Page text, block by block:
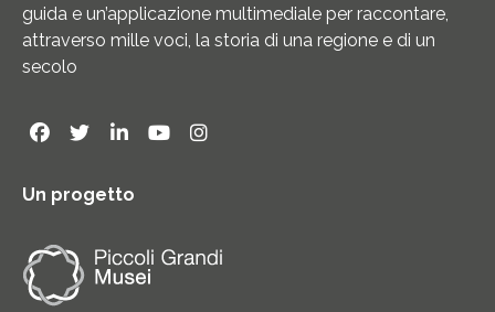
guida e un’applicazione multimediale per raccontare,
attraverso mille voci, la storia di una regione e di un
secolo
Un progetto